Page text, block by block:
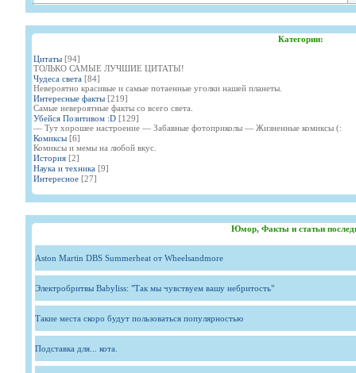
Категории:
Цитаты [94]
ТОЛЬКО САМЫЕ ЛУЧШИЕ ЦИТАТЫ!
Чудеса света [84]
Невероятно красивые и самые потаенные уголки нашей планеты.
Интересные факты [219]
Самые невероятные факты со всего света.
Убейся Позитивом :D [129]
— Тут хорошее настроение — Забавные фотоприколы — Жизненные комиксы (:
Комиксы [6]
Комиксы и мемы на любой вкус.
История [2]
Наука и техника [9]
Интересное [27]
Юмор, Факты и статьи
Aston Martin DBS Summerheat от Wheelsandmore
Электробритвы Babyliss: "Так мы чувствуем вашу небритость"
Такие места скоро будут пользоваться популярностью
Подставка для... кота.